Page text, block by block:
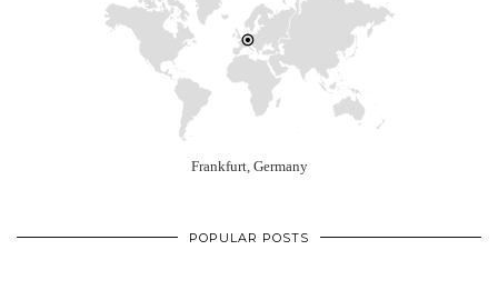
Frankfurt, Germany
POPULAR POSTS